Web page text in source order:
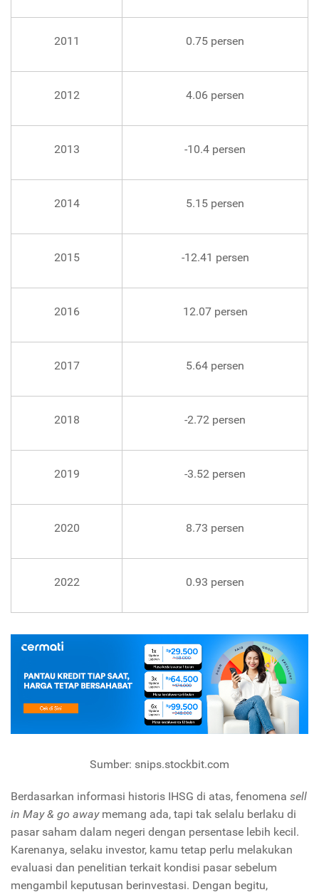
2011 0.75 persen
2012 4.06 persen
2013 -10.4 persen
2014 5.15 persen
2015 -12.41 persen
2016 12.07 persen
2017 5.64 persen
2018 -2.72 persen
2019 -3.52 persen
2020 8.73 persen
2022 0.93 persen
Sumber: snips.stockbit.com
Berdasarkan informasi historis IHSG di atas, fenomena sell
in May & go away memang ada, tapi tak selalu berlaku di
pasar saham dalam negeri dengan persentase lebih kecil.
Karenanya, selaku investor, kamu tetap perlu melakukan
evaluasi dan penelitian terkait kondisi pasar sebelum
mengambil keputusan berinvestasi. Dengan begitu,